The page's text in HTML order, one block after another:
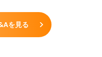
を見る